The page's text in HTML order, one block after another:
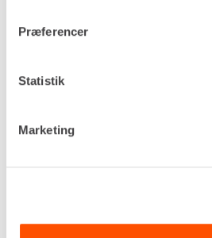
Præferencer
Statistik
Marketing
Drivkraft
Brændstofforbrug
Gennemtrængningskraft